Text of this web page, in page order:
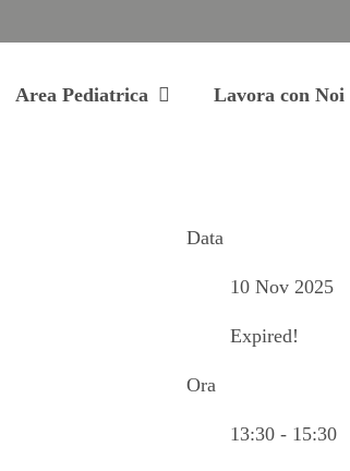
Area Pediatrica Lavora con Noi
Data
10 Nov 2025
Expired!
Ora
13:30 - 15:30